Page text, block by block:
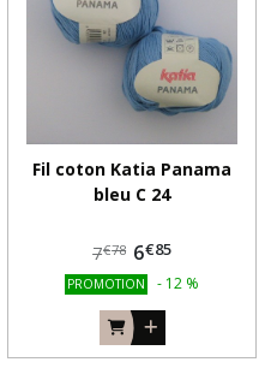
Fil coton Katia Panama
bleu C 24
7€78 6€85
PROMOTION - 12 %